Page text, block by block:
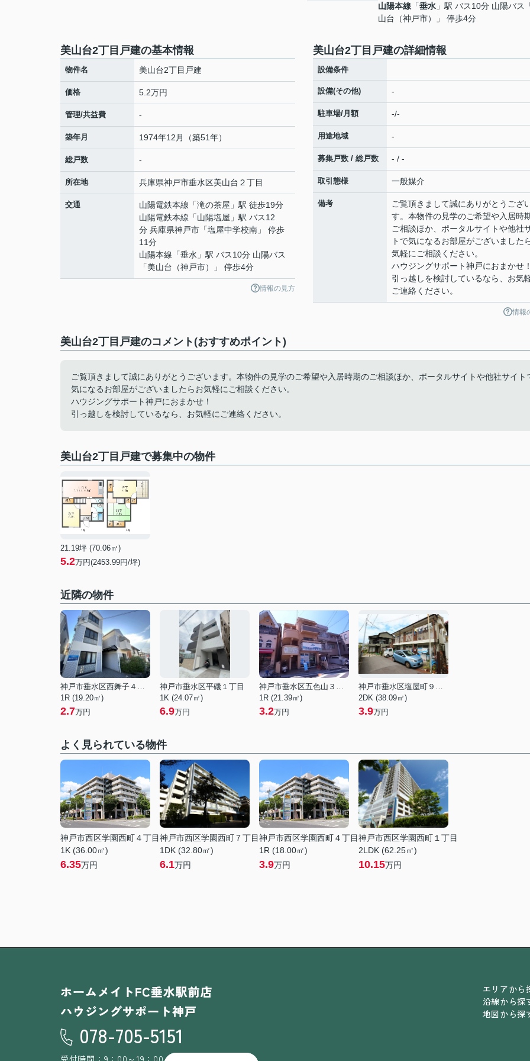
山陽本線 「垂水 」駅 バス10分 山陽バス
山台（神戸市）」 停歩4分
美山台2丁目戸建の基本情報
物件名 美山台2丁目戸建
価格 5.2万円
管理/共益費 -
築年月 1974年12月（築51年）
総戸数 -
所在地 兵庫県神戸市垂水区美山台 ２丁目
交通 山陽電鉄本線 「滝の茶屋 」駅 徒歩19分
山陽電鉄本線 「山陽塩屋 」駅 バス12
分 兵庫県神戸市「塩屋中学校南」 停歩
11分
山陽本線 「垂水 」駅 バス10分 山陽バス
「美山台（神戸市）」 停歩4分
情報の見方
美山台2丁目戸建の詳細情報
設備条件
設備(その他) -
駐車場/月額 -/-
用途地域 -
募集戸数 / 総戸数 - / -
取引態様 一般媒介
備考
ご覧頂きまして誠にありがとうござ
す。本物件の見学のご希望や入居時
ご相談ほか、ポータルサイトや他社
トで気になるお部屋がございました
気軽にご相談ください。
ハウジングサポート神戸におまかせ！
引っ越しを検討しているなら、お気
ご連絡ください。
情報
美山台2丁目戸建のコメント(おすすめポイント)
ご覧頂きまして誠にありがとうございます。本物件の見学のご希望や入居時期のご相談ほか、ポータルサイトや他社サイト
気になるお部屋がございましたらお気軽にご相談ください。
ハウジングサポート神戸におまかせ！
引っ越しを検討しているなら、お気軽にご連絡ください。
美山台2丁目戸建で募集中の物件
21.19坪 (70.06㎡)
5.2万円(2453.99円/坪)
近隣の物件
神戸市垂水区西舞子４丁目
1R (19.20㎡)
2.7万円
神戸市垂水区平磯１丁目
1K (24.07㎡)
6.9万円
神戸市垂水区五色山３丁目
1R (21.39㎡)
3.2万円
神戸市垂水区塩屋町９丁目
2DK (38.09㎡)
3.9万円
よく見られている物件
神戸市西区学園西町４丁目
1K (36.00㎡)
6.35万円
神戸市西区学園西町７丁目
1DK (32.80㎡)
6.1万円
神戸市西区学園西町４丁目
1R (18.00㎡)
3.9万円
神戸市西区学園西町１丁目
2LDK (62.25㎡)
10.15万円
078-705-5151
受付時間：9：00～19：00
エリアから
沿線から探
地図から探